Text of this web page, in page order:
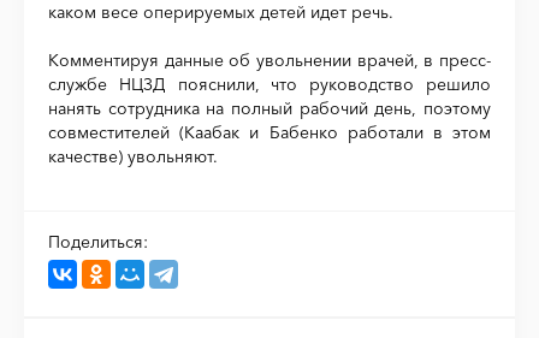
каком весе оперируемых детей идет речь.
Комментируя данные об увольнении врачей, в пресс-
службе НЦЗД пояснили, что руководство решило
нанять сотрудника на полный рабочий день, поэтому
совместителей (Каабак и Бабенко работали в этом
качестве) увольняют.
Поделиться: